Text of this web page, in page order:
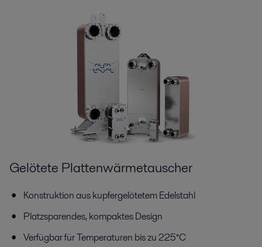
Gelötete Plattenwärmetauscher
Konstruktion aus kupfergelötetem Edelstahl
Platzsparendes, kompaktes Design
Verfügbar für Temperaturen bis zu 225°C